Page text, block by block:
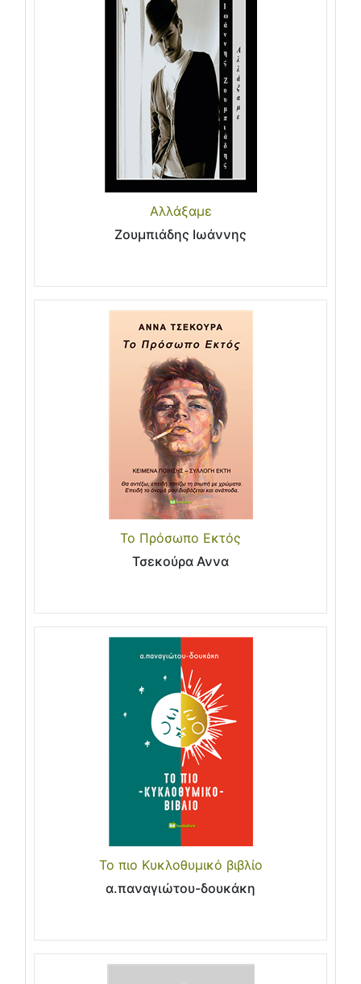
Αλλάξαμε
Ζουμπιάδης Ιωάννης
Το Πρόσωπο Εκτός
Τσεκούρα Αννα
Το πιο Κυκλοθυμικό βιβλίο
α.παναγιώτου-δουκάκη